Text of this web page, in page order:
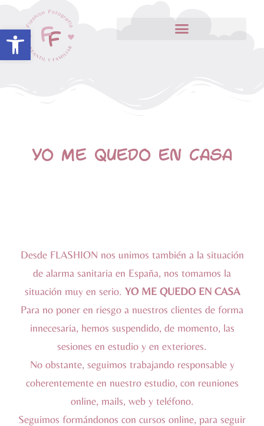
Abrir barra de herramientas
YO ME QUEDO EN CASA
Desde FLASHION nos unimos también a la situación
de alarma sanitaria en España, nos tomamos la
situación muy en serio. YO ME QUEDO EN CASA
Para no poner en riesgo a nuestros clientes de forma
innecesaria, hemos suspendido, de momento, las
sesiones en estudio y en exteriores.
No obstante, seguimos trabajando responsable y
coherentemente en nuestro estudio, con reuniones
online, mails, web y teléfono.
Seguimos formándonos con cursos online, para seguir